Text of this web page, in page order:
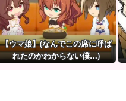
【ウマ娘】(なんでこの席に呼ば
れたのかわからない僕…)